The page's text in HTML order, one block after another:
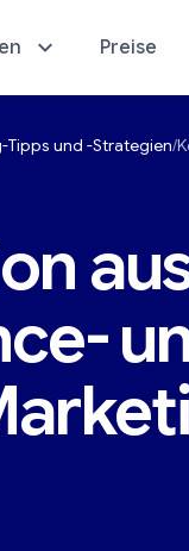
Ihres
Preise
und -Strategien